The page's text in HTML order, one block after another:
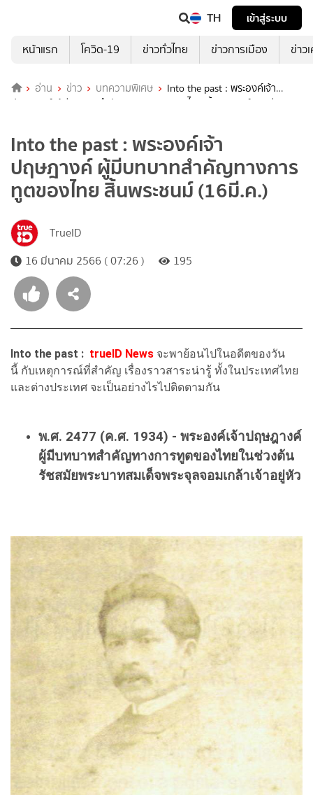
TH
เข้าสู่ระบบ
หน้าแรก
โควิด-19 ข่าวทั่วไทย ข่าวการเมือง ข่าว
อ่าน ข่าว บทความพิเศษ
Into the past : พระองค์เจ้า
ปฤษฎางค์ ผู้มีบทบาทสำคัญทางการทูตของไทย สิ้นพระชนม์ (16มี.ค.)
Into the past : พระองค์เจ้า
ปฤษฎางค์ ผู้มีบทบาทสำคัญทางการ
ทูตของไทย สิ้นพระชนม์ (16มี.ค.)
TrueID
16 มีนาคม 2566 ( 07:26 )
195
Into the past : trueID News จะพาย้อนไปในอดีตของวัน
นี้ กับเหตุการณ์ที่สำคัญ เรื่องราวสาระน่ารู้ ทั้งในประเทศไทย
และต่างประเทศ จะเป็นอย่างไรไปติดตามกัน
พ.ศ. 2477 (ค.ศ. 1934) - พระองค์เจ้าปฤษฎางค์
ผู้มีบทบาทสำคัญทางการทูตของไทยในช่วงต้น
รัชสมัยพระบาทสมเด็จพระจุลจอมเกล้าเจ้าอยู่หัว